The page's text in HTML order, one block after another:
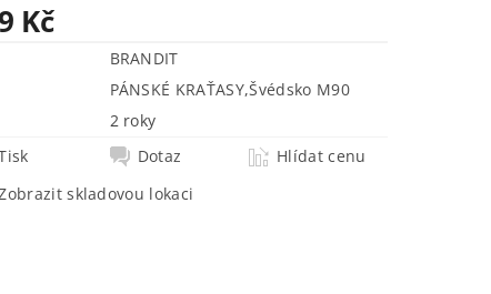
Kč
BRANDIT
PÁNSKÉ KRAŤASY,Švédsko M90
2 roky
Dotaz
Hlídat cenu
skladovou lokaci